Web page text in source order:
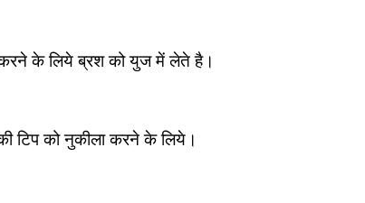
के लिये ब्रश को युज में लेते है।
टिप को नुकीला करने के लिये।